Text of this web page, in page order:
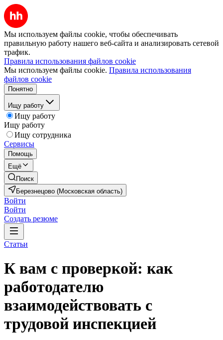
Мы используем файлы cookie, чтобы обеспечивать
правильную работу нашего веб-сайта и анализировать сетевой
трафик.
Правила использования файлов cookie
Мы используем файлы cookie. Правила использования
файлов cookie
Понятно
Ищу работу
Ищу работу
Ищу работу
Ищу сотрудника
Сервисы
Помощь
Ещё
Поиск
Березнецово (Московская область)
Войти
Войти
Создать резюме
Статьи
К вам с проверкой: как
работодателю
взаимодействовать с
трудовой инспекцией